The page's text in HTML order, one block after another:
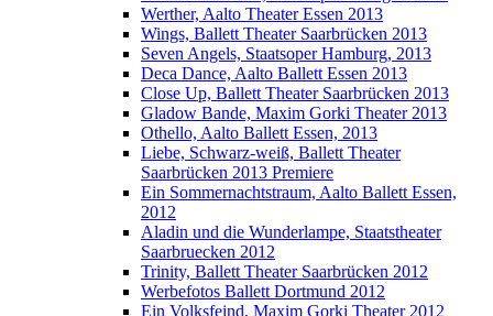
Werther, Aalto Theater Essen 2013
Wings, Ballett Theater Saarbrücken 2013
Seven Angels, Staatsoper Hamburg, 2013
Deca Dance, Aalto Ballett Essen 2013
Close Up, Ballett Theater Saarbrücken 2013
Gladow Bande, Maxim Gorki Theater 2013
Othello, Aalto Ballett Essen, 2013
Liebe, Schwarz-weiß, Ballett Theater
Saarbrücken 2013 Premiere
Ein Sommernachtstraum, Aalto Ballett Essen,
2012
Aladin und die Wunderlampe, Staatstheater
Saarbruecken 2012
Trinity, Ballett Theater Saarbrücken 2012
Werbefotos Ballett Dortmund 2012
Ein Volksfeind, Maxim Gorki Theater 2012